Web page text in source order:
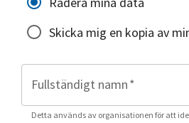
Skicka mig en kopia av
Fullständigt namn*
Detta används av organisationen för att